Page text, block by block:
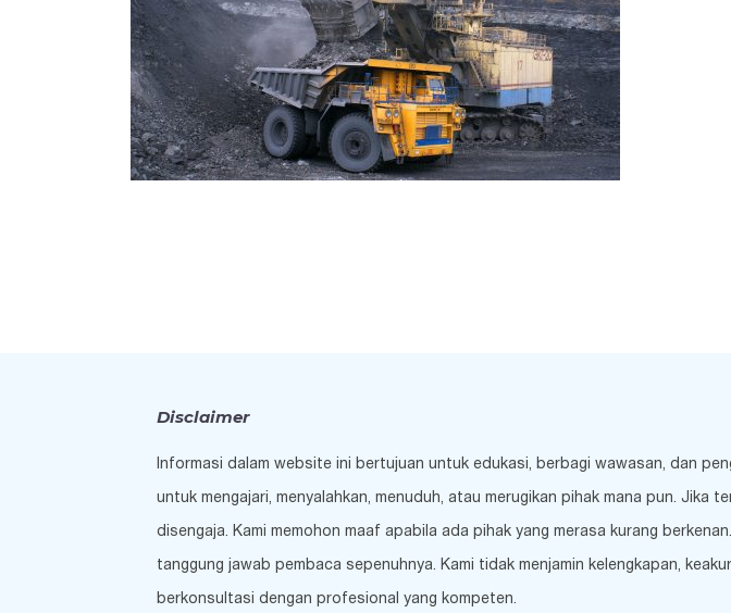
Disclaimer
Informasi dalam website ini bertujuan untuk edukasi, berbagi wawasan, dan
untuk mengajari, menyalahkan, menuduh, atau merugikan pihak mana pun.
disengaja. Kami memohon maaf apabila ada pihak yang merasa kurang
tanggung jawab pembaca sepenuhnya. Kami tidak menjamin kelengkapan,
berkonsultasi dengan profesional yang kompeten.